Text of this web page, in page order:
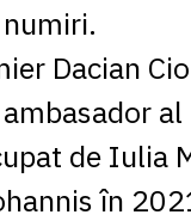
Dacian
de Iulia
în